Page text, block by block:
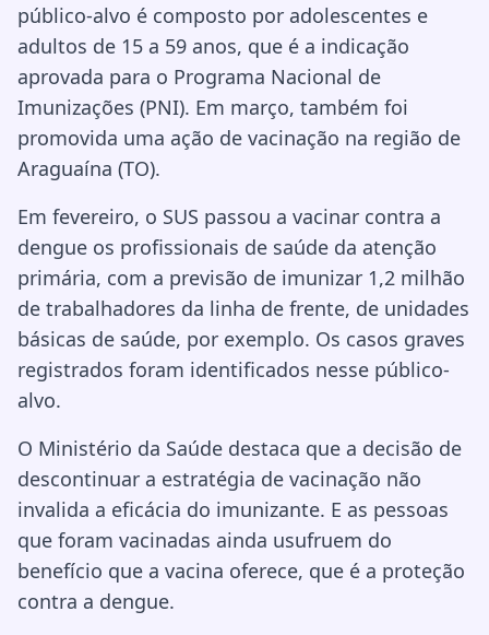
público-alvo é composto por adolescentes e
adultos de 15 a 59 anos, que é a indicação
aprovada para o Programa Nacional de
Imunizações (PNI). Em março, também foi
promovida uma ação de vacinação na região de
Araguaína (TO).
Em fevereiro, o SUS passou a vacinar contra a
dengue os profissionais de saúde da atenção
primária, com a previsão de imunizar 1,2 milhão
de trabalhadores da linha de frente, de unidades
básicas de saúde, por exemplo. Os casos graves
registrados foram identificados nesse público-
alvo.
O Ministério da Saúde destaca que a decisão de
descontinuar a estratégia de vacinação não
invalida a eficácia do imunizante. E as pessoas
que foram vacinadas ainda usufruem do
benefício que a vacina oferece, que é a proteção
contra a dengue.